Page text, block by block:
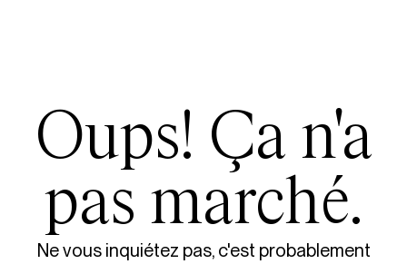
Oups! Ça n'a
pas marché.
Ne vous inquiétez pas, c'est probablement